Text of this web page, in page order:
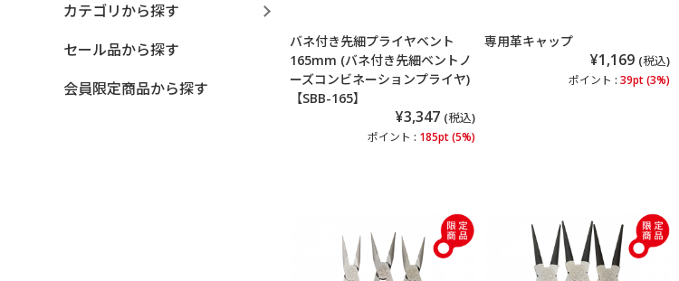
カテゴリから探す
セール品から探す
会員限定商品から探す
バネ付き先細プライヤベント
165mm (バネ付き先細ベントノ
ーズコンビネーションプライヤ)
【SBB-165】
¥3,347 (税込)
ポイント : 185pt (5%)
専用革キャップ
¥1,169 (税込)
ポイント : 39pt (3%)